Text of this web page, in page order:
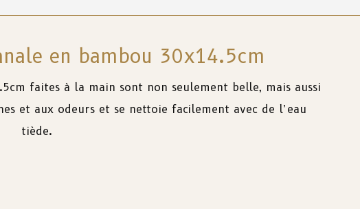
en bambou 30x14.5cm
faites à la main sont non seulement belle, mais aussi
etaux odeurs etse nettoie facilement avec de l’eau
tiède.